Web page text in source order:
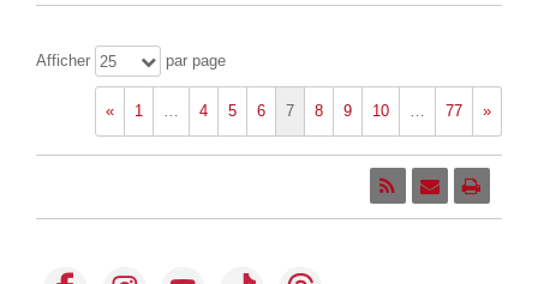
Afficher 25 par page
« 1 … 4 5 6 7 8 9 10 … 77 »